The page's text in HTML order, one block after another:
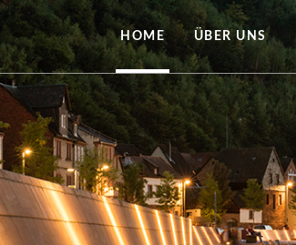
HOME ÜBER UNS